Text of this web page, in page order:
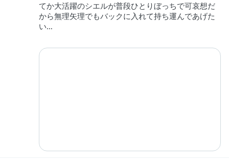
てか大活躍のシエルが普段ひとりぼっちで可哀想だ
から無理矢理でもバックに入れて持ち運んであげた
い…